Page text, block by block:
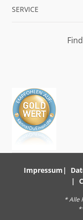
SERVICE
Impressum
* Alle